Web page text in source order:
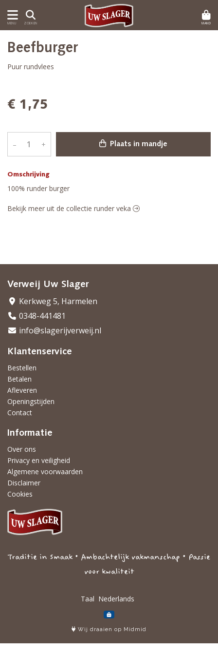
MENU ZOEKEN MAND
Omschrijving
100% runder burger
Beefburger
Puur rundvlees
€ 1,75
– + Plaats in mandje
Bekijk meer uit de collectie runder veka
Verweij Uw Slager
Kerkweg 5, Harmelen
0348-441481
info@slagerijverweij.nl
Klantenservice
Bestellen
Betalen
Afleveren
Openingstijden
Contact
Informatie
Over ons
Privacy en veiligheid
Algemene voorwaarden
Disclaimer
Cookies
Traditie in Smaak • Ambachtelijk vakmanschap • Passie
voor kwaliteit
Taal
Wij draaien op Midmid